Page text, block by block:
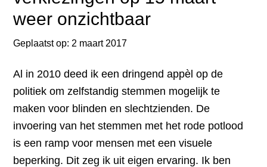
het
bot;
te
danken
aan
één
weer onzichtbaar
Geplaatst op: 2 maart 2017
Al in 2010 deed ik een dringend appèl op de
politiek om zelfstandig stemmen mogelijk te
maken voor blinden en slechtzienden. De
invoering van het stemmen met het rode potlood
is een ramp voor mensen met een visuele
beperking. Dit zeg ik uit eigen ervaring. Ik ben